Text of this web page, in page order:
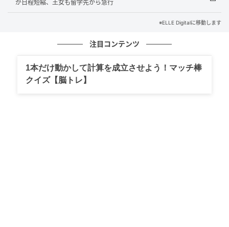
が日程短縮、王女も留学先から急行
※ELLE Digitalに移動します
注目コンテンツ
1本だけ動かして計算を成立させよう！マッチ棒
クイズ【脳トレ】